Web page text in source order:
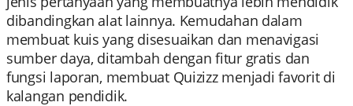
dibandingkan alat lainnya. Kemudahan dalam
membuat kuis yang disesuaikan dan menavigasi
sumber daya, ditambah dengan fitur gratis dan
fungsi laporan, membuat Quizizz menjadi favorit di
kalangan pendidik.